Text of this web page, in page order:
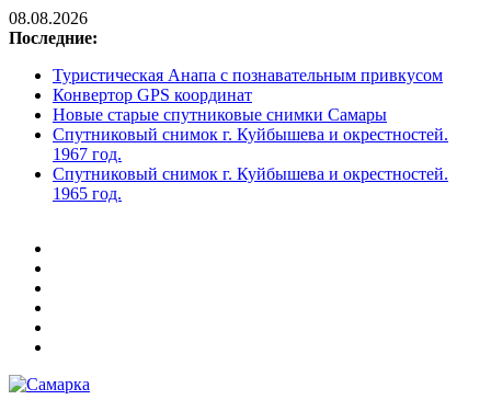
08.08.2026
Последние:
Туристическая Анапа с познавательным привкусом
Конвертор GPS координат
Новые старые спутниковые снимки Самары
Спутниковый снимок г. Куйбышева и окрестностей.
1967 год.
Спутниковый снимок г. Куйбышева и окрестностей.
1965 год.